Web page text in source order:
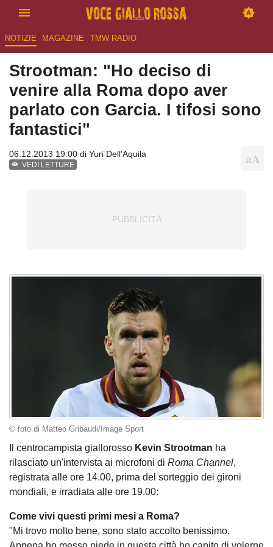
NOTIZIE MAGAZINE TMW RADIO
Strootman: "Ho deciso di
venire alla Roma dopo aver
parlato con Garcia. I tifosi sono
fantastici"
06.12.2013 19:00 di Yuri Dell'Aquila
VEDI LETTURE
© foto di Matteo Gribaudi/Image Sport
Il centrocampista giallorosso Kevin Strootman ha
rilasciato un'intervista ai microfoni di Roma Channel,
registrata alle ore 14.00, prima del sorteggio dei gironi
mondiali, e irradiata alle ore 19.00:
Come vivi questi primi mesi a Roma?
"Mi trovo molto bene, sono stato accolto benissimo.